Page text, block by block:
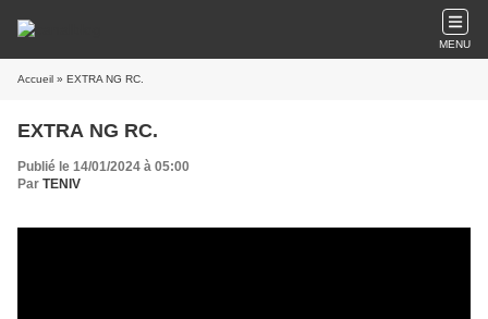
MENU
Accueil » EXTRA NG RC.
EXTRA NG RC.
Publié le 14/01/2024 à 05:00
Par TENIV